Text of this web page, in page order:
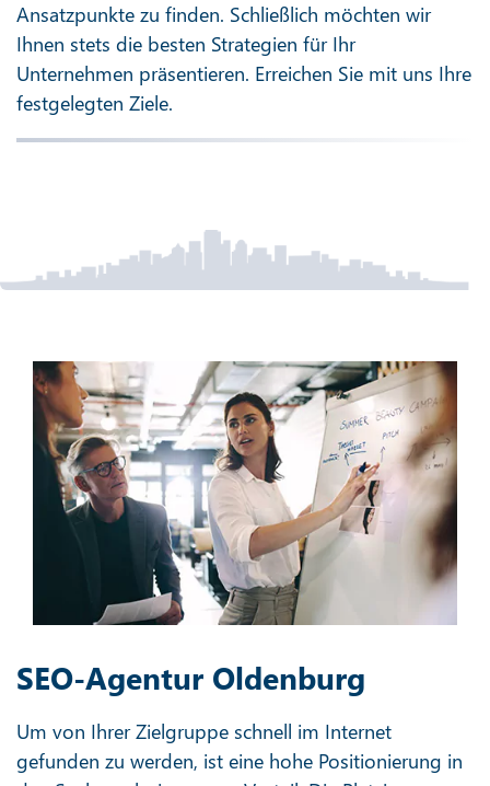
Ansatzpunkte zu finden. Schließlich möchten wir
Ihnen stets die besten Strategien für Ihr
Unternehmen präsentieren. Erreichen Sie mit uns Ihre
festgelegten Ziele.
SEO-Agentur Oldenburg
Um von Ihrer Zielgruppe schnell im Internet
gefunden zu werden, ist eine hohe Positionierung in